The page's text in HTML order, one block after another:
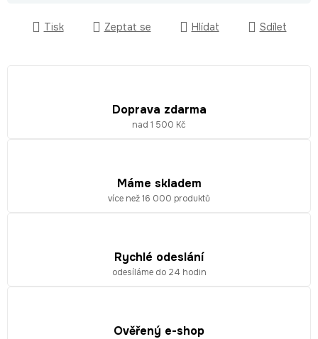
Tisk Zeptat se Hlídat Sdílet
Doprava zdarma
nad 1 500 Kč
Máme skladem
více než 16 000 produktů
Rychlé odeslání
odesíláme do 24 hodin
Ověřený e-shop